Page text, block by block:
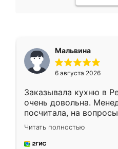
Мальвина
6 августа 2026
Заказывала кухню в
очень довольна.
посчитала, на
Замерщик приехал в
делу со всей
за день, ребята
Читать полностью